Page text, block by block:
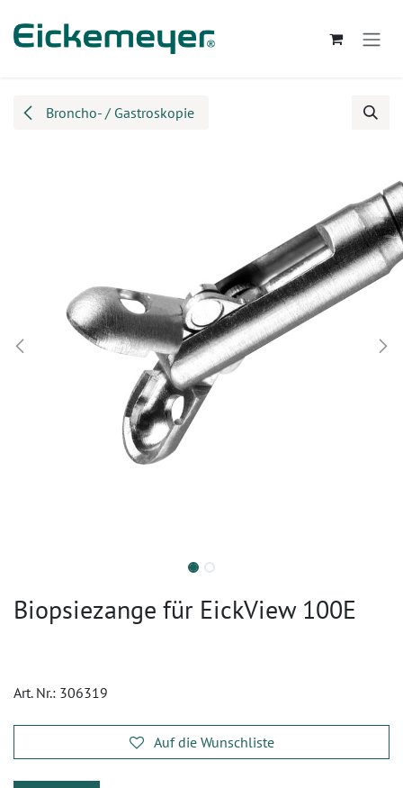
Broncho- / Gastroskopie
Biopsiezange für EickView 100E
Art. Nr.: 306319
Auf die Wunschliste